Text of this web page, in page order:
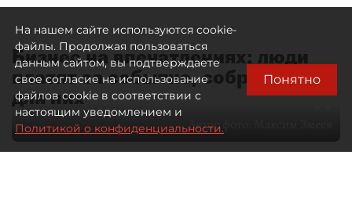
Бизнес на впечатлениях: люди
платят за событие, собранное
для них
Автор фото:
На нашем сайте используются cookie-
файлы. Продолжая пользоваться
данным сайтом, вы подтверждаете
свое согласие на использование
файлов cookie в соответствии с
настоящим уведомлением и
Политикой о конфиденциальности.
Понятно